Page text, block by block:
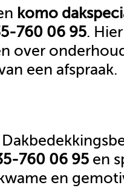
komo dak
760 06 95.
over
een afspraak.
760 06 95 en
en